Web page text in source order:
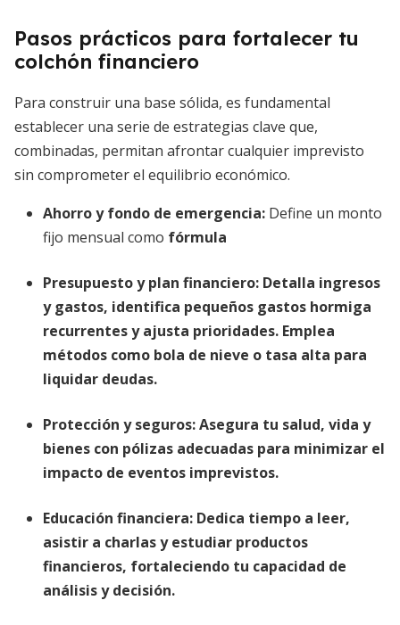
Pasos prácticos para fortalecer tu
colchón financiero
Para construir una base sólida, es fundamental
establecer una serie de estrategias clave que,
combinadas, permitan afrontar cualquier imprevisto
sin comprometer el equilibrio económico.
Ahorro y fondo de emergencia: Define un monto
fijo mensual como fórmula
Presupuesto y plan financiero: Detalla ingresos
y gastos, identifica pequeños gastos hormiga
recurrentesy ajusta prioridades. Emplea
métodos como bola de nieve o tasa alta para
liquidar deudas.
Protección y seguros:Asegura tu salud, vida y
bienes con pólizas adecuadas para minimizar el
impacto de eventos imprevistos.
Educación financiera: Dedica tiempo a leer,
asistir a charlas y estudiar productos
financieros, fortaleciendo tu capacidad de
análisis y decisión.